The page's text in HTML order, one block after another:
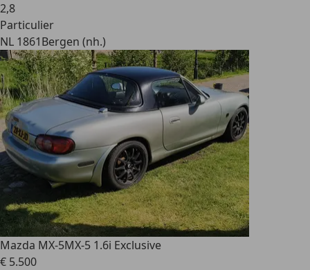
2,8
Particulier
NL 1861Bergen (nh.)
Mazda MX-5MX-5 1.6i Exclusive
€ 5.500